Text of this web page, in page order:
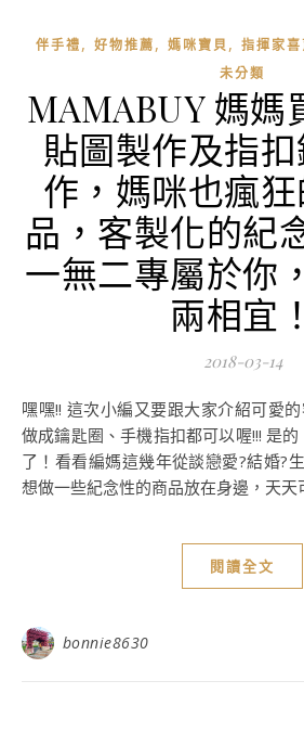
伴手禮, 好物推薦, 媽咪寶貝, 指揮家喜
未分類
MAMABUY 媽
貼圖製作及指
作，媽咪也瘋
品，客製化的紀
一無二專屬於你
兩相宜！
2018-03-14
嘿嘿!! 這次小編又要跟大家介紹可愛的客製化商品了!! 不論是
做成鑰匙圈、手機指扣都可以喔!!! 是
了！看看編媽這幾年從談戀愛?結婚?
想做一些紀念性的商品放在身邊，天天
閱讀全文
bonnie8630